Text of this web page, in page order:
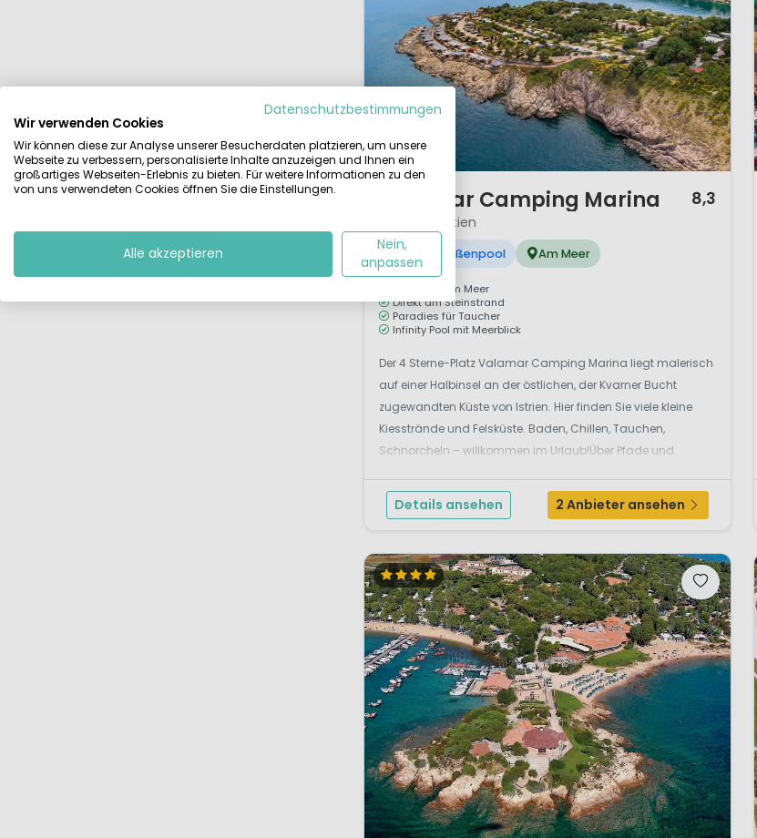
1 / 12
Valamar Camping Marina 8,3
Istrien, Kroatien
L Außenpool Am Meer
Camping am Meer
Direkt am Steinstrand
Paradies für Taucher
Infinity Pool mit Meerblick
Der 4 Sterne-Platz Valamar Camping Marina liegt malerisch
auf einer Halbinsel an der östlichen, der Kvarner Bucht
zugewandten Küste von Istrien. Hier finden Sie viele kleine
Kiesstrände und Felsküste. Baden, Chillen, Tauchen,
Schnorcheln – willkommen im Urlaub!Über Pfade und
Details ansehen 2 Anbieter ansehen
Datenschutzbestimmungen
Wir verwenden Cookies
Wir können diese zur Analyse unserer Besucherdaten platzieren, um unsere
Webseite zu verbessern, personalisierte Inhalte anzuzeigen und Ihnen ein
großartiges Webseiten-Erlebnis zu bieten. Für weitere Informationen zu den
von uns verwendeten Cookies öffnen Sie die Einstellungen.
Alle akzeptieren
Nein,
anpassen